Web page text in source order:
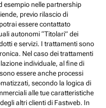
esempio nelle partnership
previo rilascio di
essere contattato
autonomi “Titolari” dei
e servizi. I trattamenti sono
Nel caso dei trattamenti
individuale, al fine di
essere anche processi
secondo la logica di
alle tue caratteristiche
altri clienti di Fastweb. In